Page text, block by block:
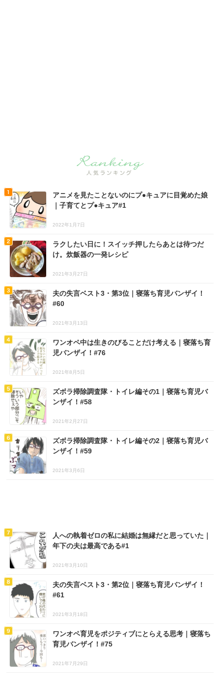
アニメを見たことないのにプ●キュアに目覚めた娘
｜子育てとプ●キュア#1
2022年1月7日
ラクしたい日に！スイッチ押したらあとは待つだ
け。炊飯器の一発レシピ
2021年3月27日
夫の失言ベスト3・第3位｜寝落ち育児バンザイ！
#60
2021年3月13日
ワンオペ中は生きのびることだけ考える｜寝落ち育
児バンザイ！#76
2021年8月5日
ズボラ掃除調査隊・トイレ編その1｜寝落ち育児バ
ンザイ！#58
2021年2月27日
ズボラ掃除調査隊・トイレ編その2｜寝落ち育児バ
ンザイ！#59
2021年3月6日
人への執着ゼロの私に結婚は無縁だと思っていた｜
年下の夫は最高である#1
2021年3月10日
夫の失言ベスト3・第2位｜寝落ち育児バンザイ！
#61
2021年3月18日
ワンオペ育児をポジティブにとらえる思考｜寝落ち
育児バンザイ！#75
2021年7月29日